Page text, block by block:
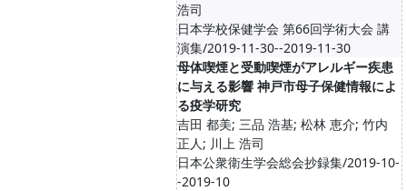
浩司
日本学校保健学会 第66回学術大会 講
演集/2019-11-30--2019-11-30
母体喫煙と受動喫煙がアレルギー疾患
に与える影響 神戸市母子保健情報によ
る疫学研究
吉田 都美; 三品 浩基; 松林 恵介; 竹内
正人; 川上 浩司
日本公衆衛生学会総会抄録集/2019-10-
-2019-10